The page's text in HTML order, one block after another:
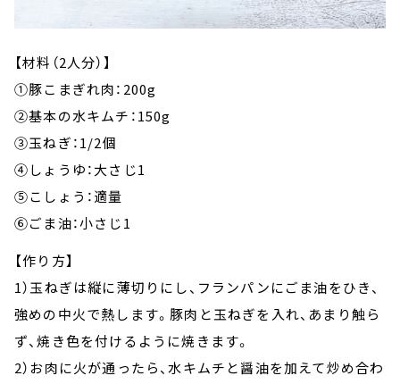
【材料（2人分）】
①豚こまぎれ肉：200g
②基本の水キムチ：150g
③玉ねぎ：1/2個
④しょうゆ：大さじ1
⑤こしょう：適量
⑥ごま油：小さじ1
【作り方】
1）玉ねぎは縦に薄切りにし、フランパンにごま油をひき、
強めの中火で熱します。豚肉と玉ねぎを入れ、あまり触ら
ず、焼き色を付けるように焼きます。
2）お肉に火が通ったら、水キムチと醤油を加えて炒め合わ